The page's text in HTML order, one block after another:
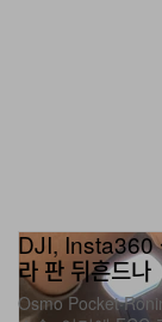
라 판 뒤흔드나
Osmo
소송, 여기에 FCC
흔들리고 있다.